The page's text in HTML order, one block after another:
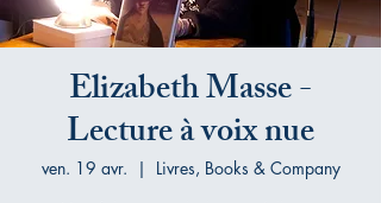
Elizabeth Masse -
Lecture à voix nue
ven. 19 avr.
  |
Livres, Books & Company